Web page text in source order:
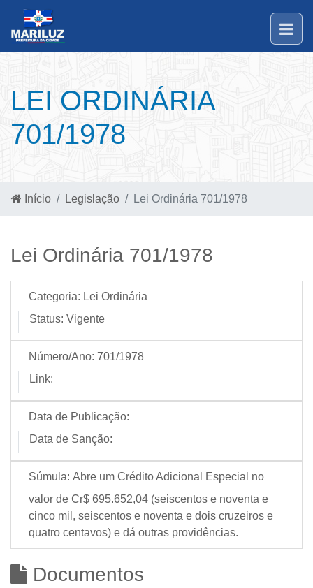
LEI ORDINÁRIA
701/1978
Início Legislação Lei Ordinária 701/1978
Lei Ordinária 701/1978
Categoria: Lei Ordinária
Status: Vigente
Número/Ano: 701/1978
Link:
Data de Publicação:
Data de Sanção:
Súmula: Abre um Crédito Adicional Especial no
valor de Cr$ 695.652,04 (seiscentos e noventa e
cinco mil, seiscentos e noventa e dois cruzeiros e
quatro centavos) e dá outras providências.
Documentos